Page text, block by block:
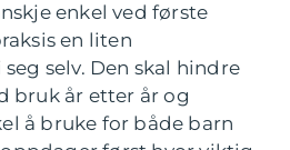
enkel ved første
en liten
selv. Den skal hindre
bruk år etter år og
å bruke for både barn